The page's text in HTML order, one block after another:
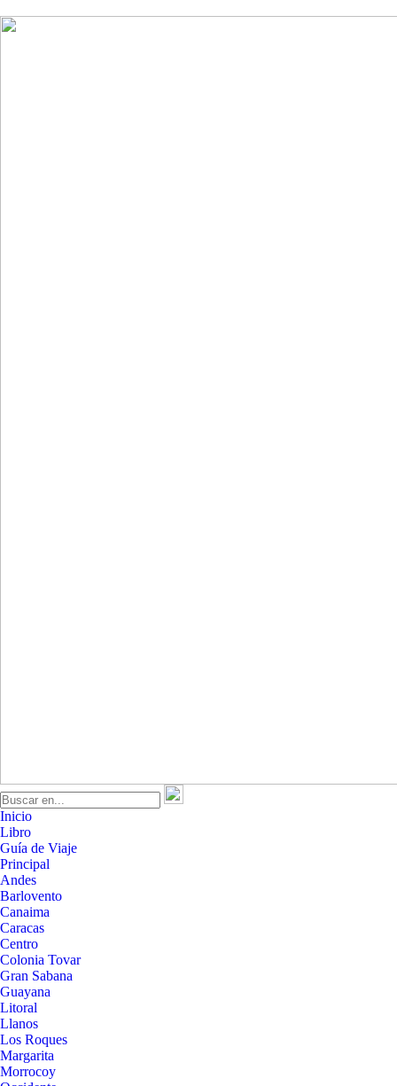
Inicio
Libro
Guía de Viaje
Principal
Andes
Barlovento
Canaima
Caracas
Centro
Colonia Tovar
Gran Sabana
Guayana
Litoral
Llanos
Los Roques
Margarita
Morrocoy